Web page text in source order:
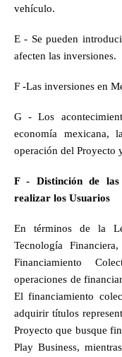
vehículo.
E - Se pueden
afecten las inversiones.
F -Las inversiones en
G - Los
economía mexicana,
operación del Proyecto
F - Distinción de las
realizar los Usuarios
En términos de la
Tecnología
Financiamiento
operaciones de
El financiamiento
adquirir títulos
Proyecto que busque
Play Business,